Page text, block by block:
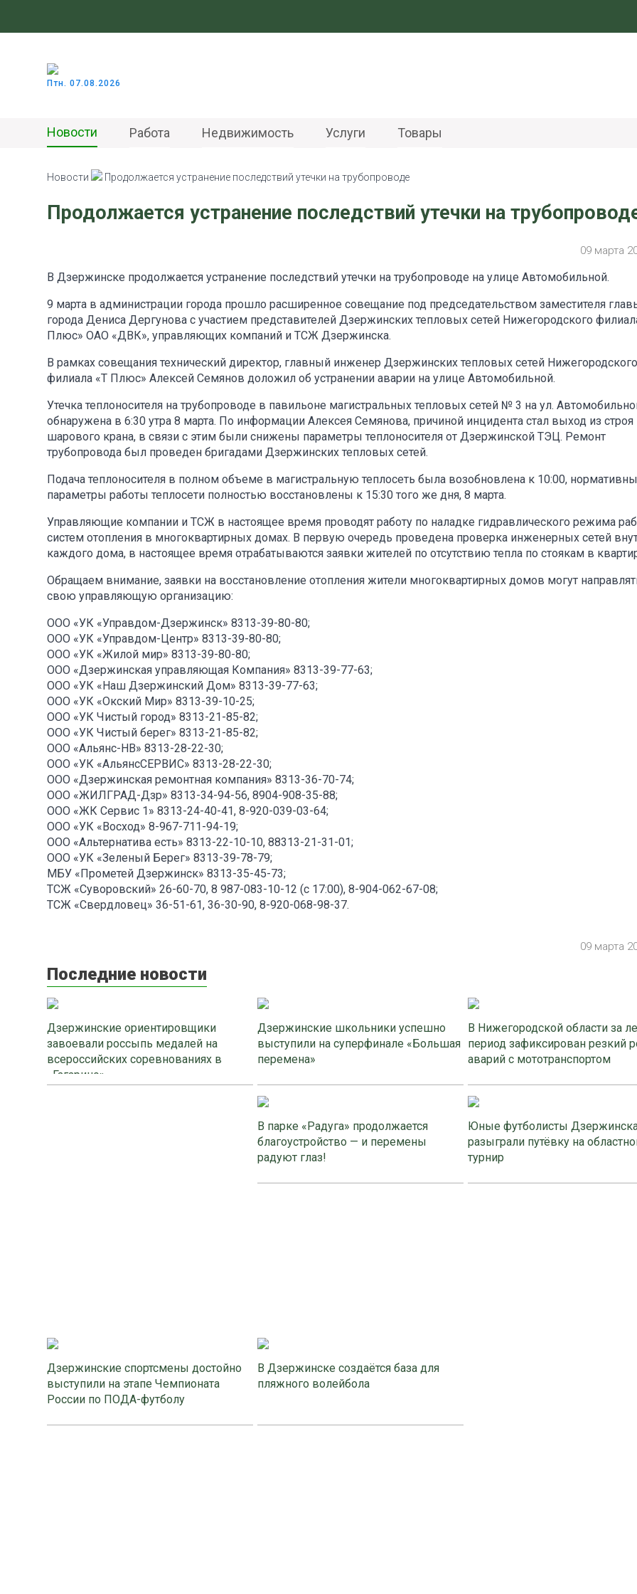
Птн. 07.08.2026
Новости Работа Недвижимость Услуги Товары
Новости Продолжается устранение последствий утечки на трубопроводе
Продолжается устранение последствий утечки на
09 марта
В Дзержинске продолжается устранение последствий утечки на трубопроводе на улице Автомобильной.
9 марта в администрации города прошло расширенное совещание под председательством заместителя
города Дениса Дергунова с участием представителей Дзержинских тепловых сетей Нижегородского
Плюс» ОАО «ДВК», управляющих компаний и ТСЖ Дзержинска.
В рамках совещания технический директор, главный инженер Дзержинских тепловых сетей Нижегородского
филиала «Т Плюс» Алексей Семянов доложил об устранении аварии на улице Автомобильной.
Утечка теплоносителя на трубопроводе в павильоне магистральных тепловых сетей № 3 на ул.
обнаружена в 6:30 утра 8 марта. По информации Алексея Семянова, причиной инцидента стал выход из строя
шарового крана, в связи с этим были снижены параметры теплоносителя от Дзержинской ТЭЦ. Ремонт
трубопровода был проведен бригадами Дзержинских тепловых сетей.
Подача теплоносителя в полном объеме в магистральную теплосеть была возобновлена к 10:00,
параметры работы теплосети полностью восстановлены к 15:30 того же дня, 8 марта.
Управляющие компании и ТСЖ в настоящее время проводят работу по наладке гидравлического режима
систем отопления в многоквартирных домах. В первую очередь проведена проверка инженерных сетей
каждого дома, в настоящее время отрабатываются заявки жителей по отсутствию тепла по стоякам в
Обращаем внимание, заявки на восстановление отопления жители многоквартирных домов могут
свою управляющую организацию:
ООО «УК «Управдом-Дзержинск» 8313-39-80-80;
ООО «УК «Управдом-Центр» 8313-39-80-80;
ООО «УК «Жилой мир» 8313-39-80-80;
ООО «Дзержинская управляющая Компания» 8313-39-77-63;
ООО «УК «Наш Дзержинский Дом» 8313-39-77-63;
ООО «УК «Окский Мир» 8313-39-10-25;
ООО «УК Чистый город» 8313-21-85-82;
ООО «УК Чистый берег» 8313-21-85-82;
ООО «Альянс-НВ» 8313-28-22-30;
ООО «УК «АльянсСЕРВИС» 8313-28-22-30;
ООО «Дзержинская ремонтная компания» 8313-36-70-74;
ООО «ЖИЛГРАД-Дзр» 8313-34-94-56, 8904-908-35-88;
ООО «ЖК Сервис 1» 8313-24-40-41, 8-920-039-03-64;
ООО «УК «Восход» 8-967-711-94-19;
ООО «Альтернатива есть» 8313-22-10-10, 88313-21-31-01;
ООО «УК «Зеленый Берег» 8313-39-78-79;
МБУ «Прометей Дзержинск» 8313-35-45-73;
ТСЖ «Суворовский» 26-60-70, 8 987-083-10-12 (с 17:00), 8-904-062-67-08;
ТСЖ «Свердловец» 36-51-61, 36-30-90, 8-920-068-98-37.
09 марта
Последние новости
Дзержинские ориентировщики
завоевали россыпь медалей на
всероссийских соревнованиях в
«Гагарино»
Дзержинские школьники успешно
выступили на суперфинале «Большая
перемена»
В Нижегородской области за
период зафиксирован резкий
аварий с мототранспортом
В парке «Радуга» продолжается
благоустройство — и перемены
радуют глаз!
Юные футболисты
разыграли путёвку на
турнир
Дзержинские спортсмены достойно
выступили на этапе Чемпионата
России по ПОДА-футболу
В Дзержинске создаётся база для
пляжного волейбола